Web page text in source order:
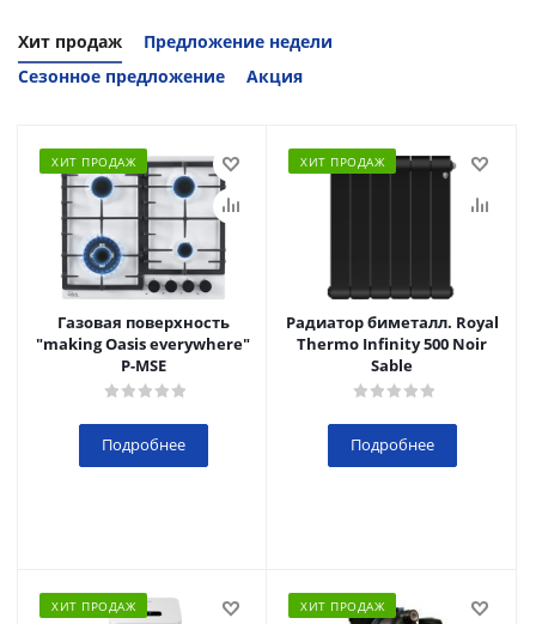
Хит продаж
Предложение недели
Сезонное предложение
Акция
ХИТ ПРОДАЖ
Газовая поверхность
"making Oasis everywhere"
P-MSE
Подробнее
ХИТ ПРОДАЖ
Радиатор биметалл. Royal
Thermo Infinity 500 Noir
Sable
Подробнее
ХИТ ПРОДАЖ ХИТ ПРОДАЖ